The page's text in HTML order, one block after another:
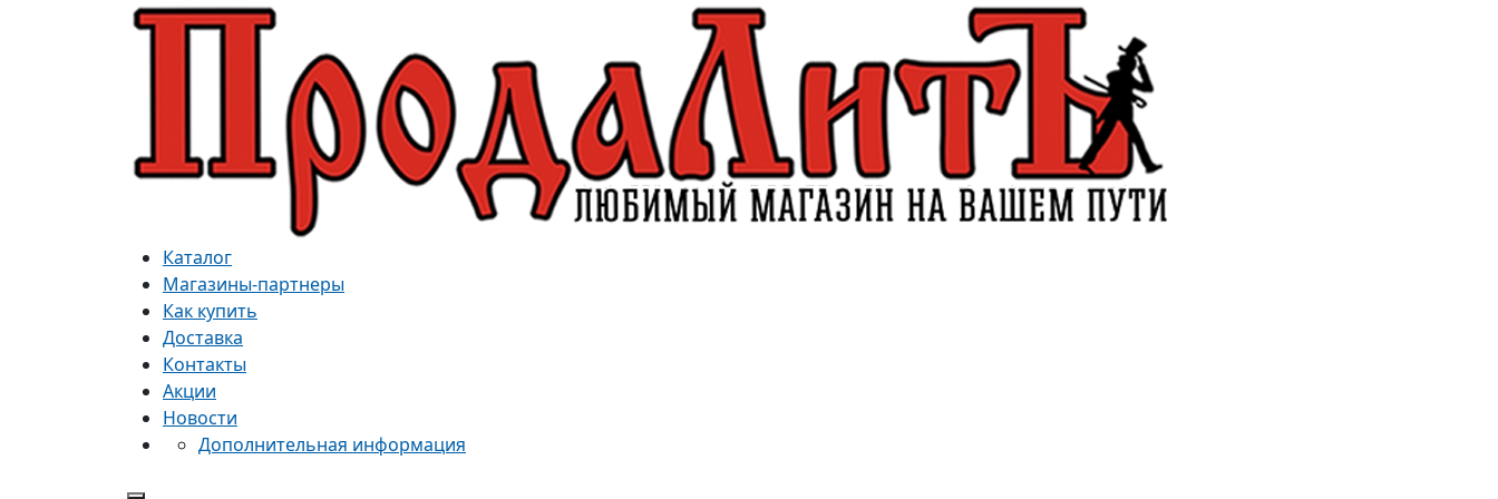
Каталог
Магазины-партнеры
Как купить
Доставка
Контакты
Акции
Новости
Дополнительная информация